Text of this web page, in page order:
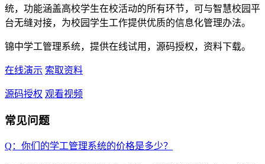
统，功能涵盖高校学生在校活动的所有环节，可与智慧校园平
台无缝对接，为校园学生工作提供优质的信息化管理办法。
锦中学工管理系统，提供在线试用，源码授权，资料下载。
在线演示 索取资料
源码授权 观看视频
常见问题
Q：你们的学工管理系统的价格是多少？